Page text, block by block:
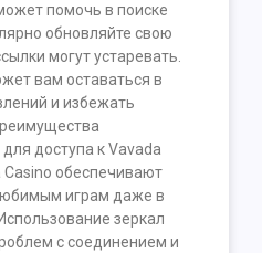
помочь в поиске
обновляйте свою
могут устаревать.
вам оставаться в
и избежать
доступа к Vavada
Casino обеспечивают
играм даже в
зеркал
с соединением и